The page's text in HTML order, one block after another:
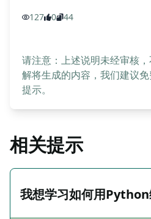
127 0 44
请注意：上述说明未经审核
解将生成的内容，我们建议
提示。
相关提示
我想学习如何用